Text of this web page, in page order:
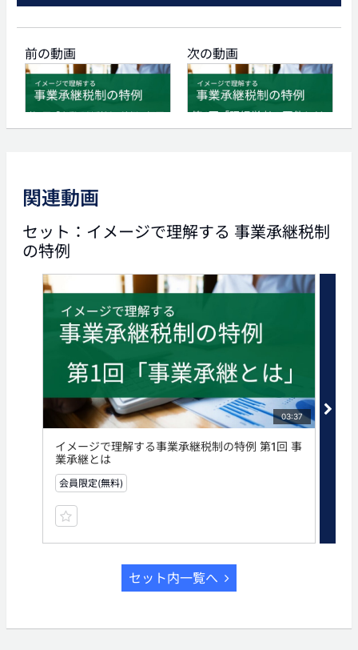
前の動画 次の動画
タグ
関連動画
セット：イメージで理解する 事業承継税制
の特例
03:37
イメージで理解する事業承継税制の特例 第1回 事
業承継とは
会員限定(無料)
セット内一覧へ